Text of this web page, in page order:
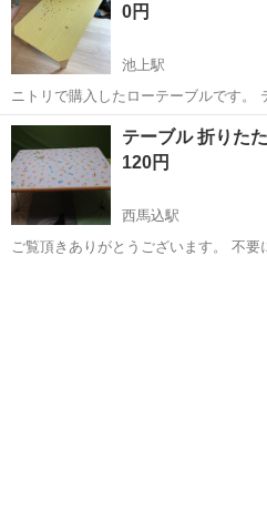
できれ...
0円
池上駅
ニトリで購入したローテーブルです。
が、まだまだ使っていただけます。サ
東京 大田区 池上駅 テーブル
テーブル 折りた
120円
西馬込駅
ご覧頂きありがとうございます。 不要